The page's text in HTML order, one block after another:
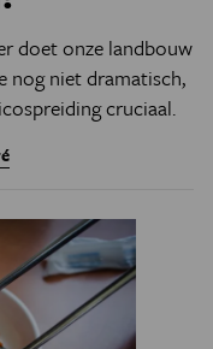
doet onze landbouw
nog niet dramatisch,
cruciaal.